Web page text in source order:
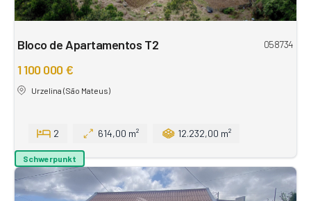
Bloco de Apartamentos T2 058734
1 100 000 €
Urzelina (São Mateus)
2 614,00 m² 12.232,00 m²
Schwerpunkt